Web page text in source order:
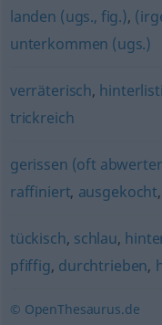
landen (ugs., fig.),
unterkommen (ugs.)
verräterisch,
trickreich
gerissen (oft
raffiniert, ausgekocht,
tückisch, schlau,
pfiffig, durchtrieben,
© OpenThesaurus.de